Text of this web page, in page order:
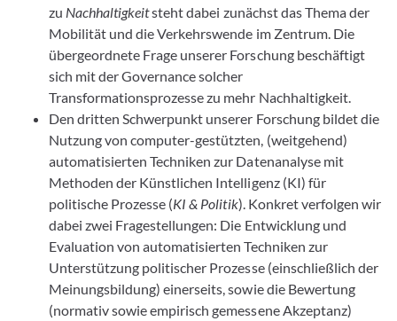
zu Nachhaltigkeitsteht dabei zunächst das Thema der
Mobilität und die Verkehrswende im Zentrum. Die
übergeordnete Frage unserer Forschung beschäftigt
sich mit der Governance solcher
Transformationsprozesse zu mehr Nachhaltigkeit.
Den dritten Schwerpunkt unserer Forschung bildet die
Nutzung von computer-gestützten, (weitgehend)
automatisierten Techniken zur Datenanalyse mit
Methoden der Künstlichen Intelligenz (KI) für
politische Prozesse (KI & Politik). Konkret verfolgen wir
dabei zwei Fragestellungen: Die Entwicklung und
Evaluation von automatisierten Techniken zur
Unterstützung politischer Prozesse (einschließlich der
Meinungsbildung) einerseits, sowie die Bewertung
(normativ sowie empirisch gemessene Akzeptanz)